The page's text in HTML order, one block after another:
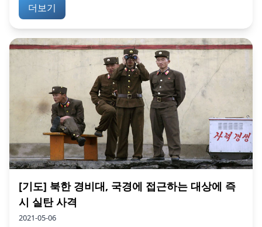
더보기
[기도] 북한 경비대, 국경에 접근하는 대상에 즉
시 실탄 사격
2021-05-06